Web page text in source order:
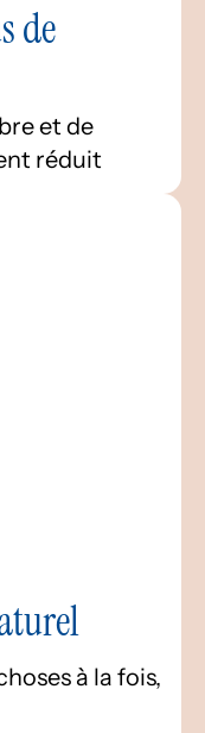
de
et de
réduit
à la fois,